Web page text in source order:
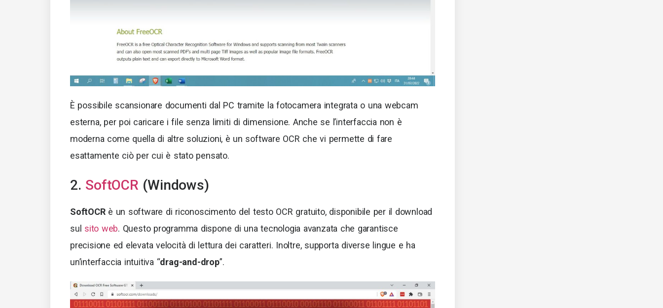
È possibile scansionare documenti dal PC tramite la fotocamera integrata o una webcam
esterna, per poi caricare i file senza limiti di dimensione. Anche se l’interfaccia non è
moderna come quella di altre soluzioni, è un software OCR che vi permette di fare
esattamente ciò per cui è stato pensato.
2. SoftOCR (Windows)
SoftOCRè un software di riconoscimento del testo OCR gratuito, disponibile per il download
sul sito web. Questo programma dispone di una tecnologia avanzata che garantisce
precisione ed elevata velocità di lettura dei caratteri. Inoltre, supporta diverse lingue e ha
un’interfaccia intuitiva “drag-and-drop”.